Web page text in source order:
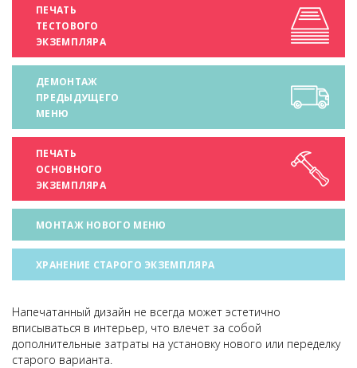
ПЕЧАТЬ
ТЕСТОВОГО
ЭКЗЕМПЛЯРА
ДЕМОНТАЖ
ПРЕДЫДУЩЕГО
МЕНЮ
ПЕЧАТЬ
ОСНОВНОГО
ЭКЗЕМПЛЯРА
МОНТАЖ НОВОГО МЕНЮ
ХРАНЕНИЕ СТАРОГО ЭКЗЕМПЛЯРА
Напечатанный дизайн не всегда может эстетично
вписываться в интерьер, что влечет за собой
дополнительные затраты на установку нового или переделку
старого варианта.